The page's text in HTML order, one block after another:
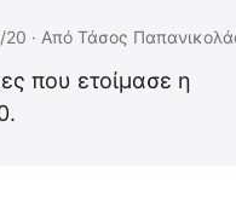
20 · Από Τάσος
που ετοίμασε η